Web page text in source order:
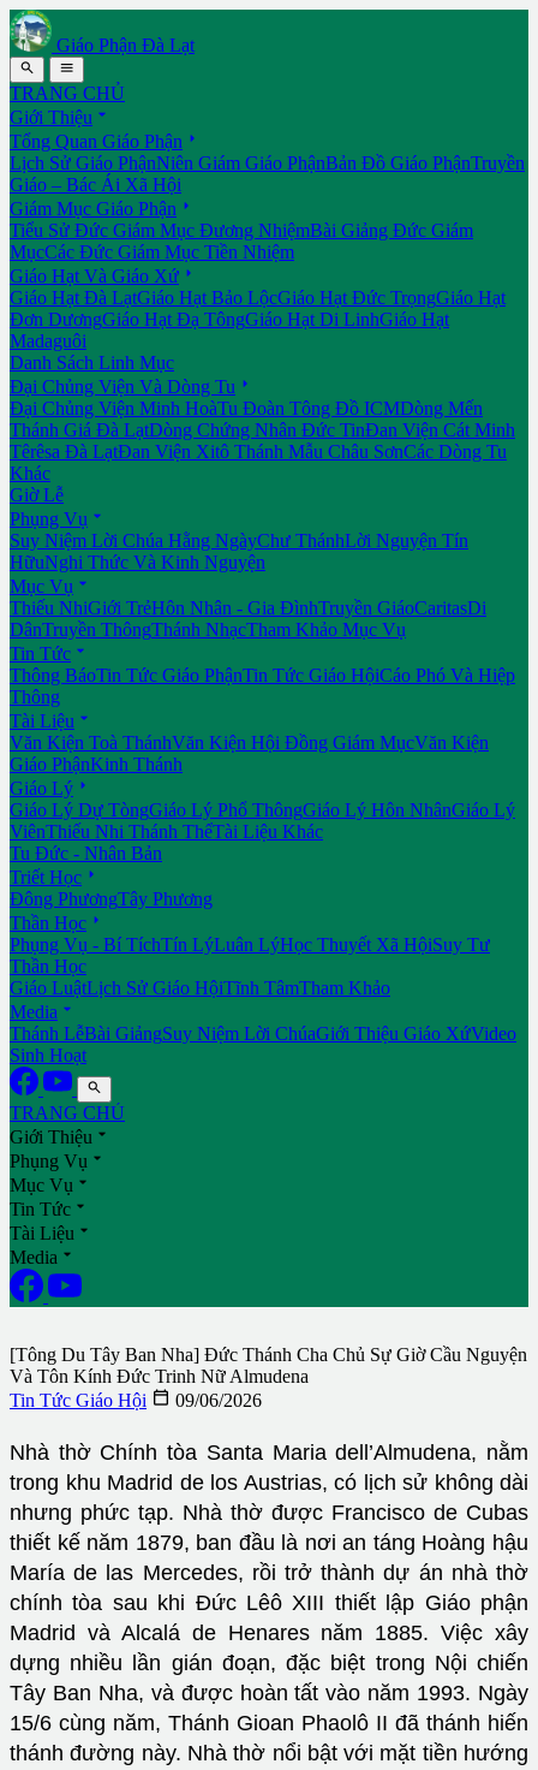
Giáo Phận Đà Lạt
 
TRANG CHỦ
Giới Thiệu 
Tổng Quan Giáo Phận 
Lịch Sử Giáo PhậnNiên Giám Giáo PhậnBản Đồ Giáo PhậnTruyền
Giáo – Bác Ái Xã Hội
Giám Mục Giáo Phận 
Tiểu Sử Đức Giám Mục Đương NhiệmBài Giảng Đức Giám
MụcCác Đức Giám Mục Tiền Nhiệm
Giáo Hạt Và Giáo Xứ 
Giáo Hạt Đà LạtGiáo Hạt Bảo LộcGiáo Hạt Đức TrọngGiáo Hạt
Đơn DươngGiáo Hạt Đạ TôngGiáo Hạt Di LinhGiáo Hạt
Madaguôi
Danh Sách Linh Mục
Đại Chủng Viện Và Dòng Tu 
Đại Chủng Viện Minh HoàTu Đoàn Tông Đồ ICMDòng Mến
Thánh Giá Đà LạtDòng Chứng Nhân Đức TinĐan Viện Cát Minh
Têrêsa Đà LạtĐan Viện Xitô Thánh Mẫu Châu SơnCác Dòng Tu
Khác
Giờ Lễ
Phụng Vụ 
Suy Niệm Lời Chúa Hằng NgàyChư ThánhLời Nguyện Tín
HữuNghi Thức Và Kinh Nguyện
Mục Vụ 
Thiếu NhiGiới TrẻHôn Nhân - Gia ĐìnhTruyền GiáoCaritasDi
DânTruyền ThôngThánh NhạcTham Khảo Mục Vụ
Tin Tức 
Thông BáoTin Tức Giáo PhậnTin Tức Giáo HộiCáo Phó Và Hiệp
Thông
Tài Liệu 
Văn Kiện Toà ThánhVăn Kiện Hội Đồng Giám MụcVăn Kiện
Giáo PhậnKinh Thánh
Giáo Lý 
Giáo Lý Dự TòngGiáo Lý Phổ ThôngGiáo Lý Hôn NhânGiáo Lý
ViênThiếu Nhi Thánh ThểTài Liệu Khác
Tu Đức - Nhân Bản
Triết Học 
Đông PhươngTây Phương
Thần Học 
Phụng Vụ - Bí TíchTín LýLuân LýHọc Thuyết Xã HộiSuy Tư
Thần Học
Giáo LuậtLịch Sử Giáo HộiTĩnh TâmTham Khảo
Media 
Thánh LễBài GiảngSuy Niệm Lời ChúaGiới Thiệu Giáo XứVideo
Sinh Hoạt

TRANG CHỦ
Giới Thiệu 
Phụng Vụ 
Mục Vụ 
Tin Tức 
Tài Liệu 
Media 
[Tông Du Tây Ban Nha] Đức Thánh Cha Chủ Sự Giờ Cầu Nguyện
Và Tôn Kính Đức Trinh Nữ Almudena
Tin Tức Giáo Hội  09/06/2026
Nhà thờ Chính tòa Santa Maria dell’Almudena, nằm
trong khu Madrid de los Austrias, có lịch sử không dài
nhưng phức tạp. Nhà thờ được Francisco de Cubas
thiết kế năm 1879, ban đầu là nơi an táng Hoàng hậu
María de las Mercedes, rồi trở thành dự án nhà thờ
chính tòa sau khi Đức Lêô XIII thiết lập Giáo phận
Madrid và Alcalá de Henares năm 1885. Việc xây
dựng nhiều lần gián đoạn, đặc biệt trong Nội chiến
Tây Ban Nha, và được hoàn tất vào năm 1993. Ngày
15/6 cùng năm, Thánh Gioan Phaolô II đã thánh hiến
thánh đường này. Nhà thờ nổi bật với mặt tiền hướng